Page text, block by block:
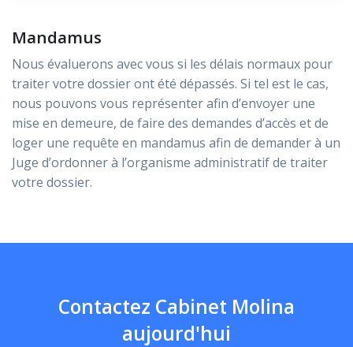
Mandamus
Nous évaluerons avec vous si les délais normaux pour
traiter votre dossier ont été dépassés. Si tel est le cas,
nous pouvons vous représenter afin d’envoyer une
mise en demeure, de faire des demandes d’accès et de
loger une requête en mandamus afin de demander à un
Juge d’ordonner à l’organisme administratif de traiter
votre dossier.
Contactez Cabinet Molina
aujourd'hui